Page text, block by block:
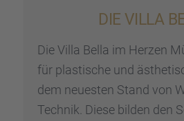
DIE VILLA
Die Villa Bella im Herzen
für plasti­sche und
dem neues­ten Stand von
Technik. Diese bilden den